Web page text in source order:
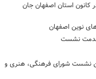
کانون استان اصفهان جان
نوین اصفهان
خدمت نشست
نشست شورای فرهنگی، هنری و